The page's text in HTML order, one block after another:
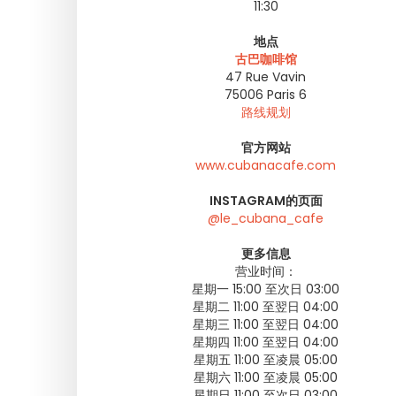
11:30
地点
古巴咖啡馆
47 Rue Vavin
75006 Paris 6
路线规划
官方网站
www.cubanacafe.com
INSTAGRAM的页面
@le_cubana_cafe
更多信息
营业时间：
星期一 15:00 至次日 03:00
星期二 11:00 至翌日 04:00
星期三 11:00 至翌日 04:00
星期四 11:00 至翌日 04:00
星期五 11:00 至凌晨 05:00
星期六 11:00 至凌晨 05:00